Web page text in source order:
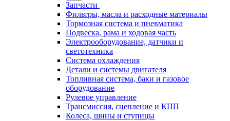
Запчасти
Фильтры, масла и расходные материалы
Тормозная система и пневматика
Подвеска, рама и ходовая часть
Электрооборудование, датчики и
светотехника
Система охлаждения
Детали и системы двигателя
Топливная система, баки и газовое
оборудование
Рулевое управление
Трансмиссия, сцепление и КПП
Колеса, шины и ступицы